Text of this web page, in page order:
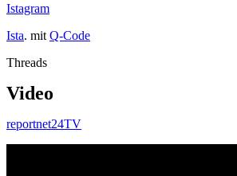
Istagram
Ista. mit Q-Code
Threads
Video
reportnet24TV